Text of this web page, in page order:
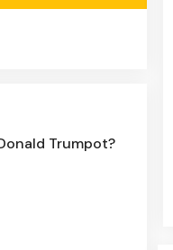
Trumpot?